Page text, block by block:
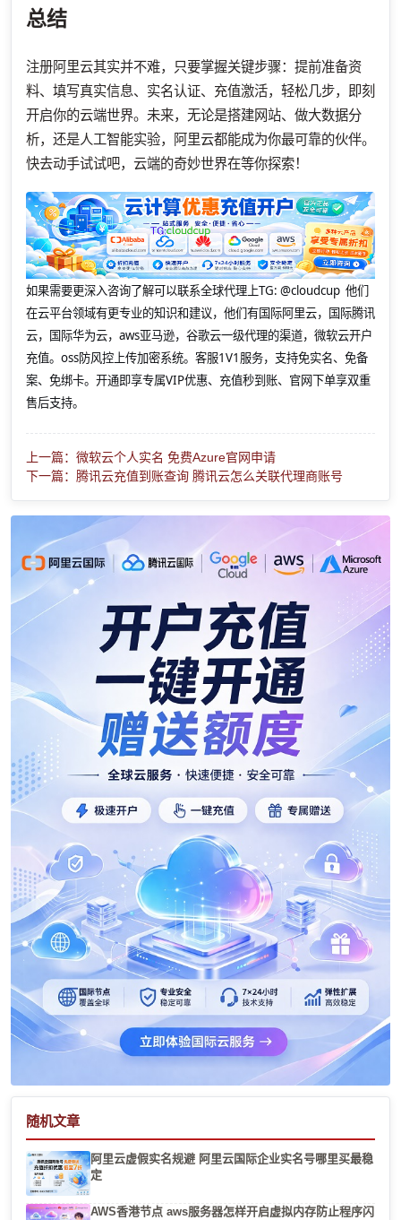
总结
注册阿里云其实并不难，只要掌握关键步骤：提前准备资
料、填写真实信息、实名认证、充值激活，轻松几步，即刻
开启你的云端世界。未来，无论是搭建网站、做大数据分
析，还是人工智能实验，阿里云都能成为你最可靠的伙伴。
快去动手试试吧，云端的奇妙世界在等你探索！
如果需要更深入咨询了解可以联系全球代理上TG: @cloudcup 他们
在云平台领域有更专业的知识和建议，他们有国际阿里云，国际腾讯
云，国际华为云，aws亚马逊，谷歌云一级代理的渠道，微软云开户
充值。oss防风控上传加密系统。客服1V1服务，支持免实名、免备
案、免绑卡。开通即享专属VIP优惠、充值秒到账、官网下单享双重
售后支持。
上一篇：微软云个人实名 免费Azure官网申请
下一篇：腾讯云充值到账查询 腾讯云怎么关联代理商账号
随机文章
阿里云虚假实名规避 阿里云国际企业实名号哪里买最稳
定
AWS香港节点 aws服务器怎样开启虚拟内存防止程序闪